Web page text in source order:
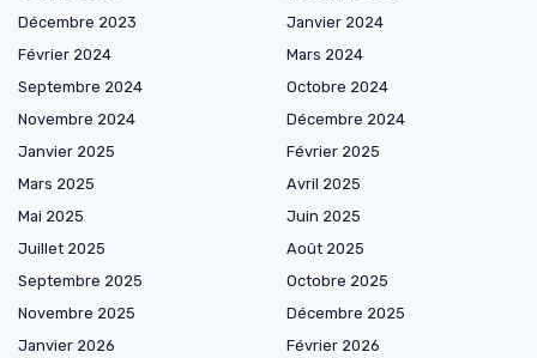
Décembre 2023
Janvier 2024
Février 2024
Mars 2024
Septembre 2024
Octobre 2024
Novembre 2024
Décembre 2024
Janvier 2025
Février 2025
Mars 2025
Avril 2025
Mai 2025
Juin 2025
Juillet 2025
Août 2025
Septembre 2025
Octobre 2025
Novembre 2025
Décembre 2025
Janvier 2026
Février 2026